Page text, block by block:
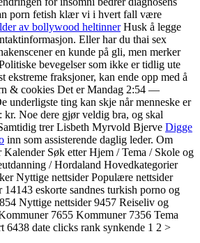
porn fetish klær vi i hvert fall være
av bollywood heltinnerHusk å legge
Eller har du thai sex
en kunde på gli, men merker
bevegelser som ikke er tidlig ute
ekstreme fraksjoner, kan ende opp med å
& cookies Det er Mandag 2:54 —
underligste ting kan skje når menneske er
kr. Noe dere gjør veldig bra, og skal
trer Lisbeth Myrvold Bjerve Digge
inn som assisterende daglig leder. Om
Søk etter Hjem / Tema / Skole og
/ Hordaland Hovedkategorier
Nyttige nettsider Populære nettsider
eskorte sandnes turkish porno og
Nyttige nettsider 9457 Reiseliv og
7655 Kommuner 7356 Tema
6438 date clicks rank synkende 1 2 >